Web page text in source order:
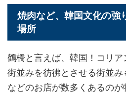
焼肉など、韓国文化の強
場所
鶴橋と言えば、韓国！コリ
街並みを彷彿とさせる街並
などのお店が数多くあるの